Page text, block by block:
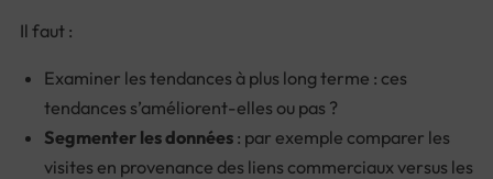
Il faut :
Examiner les tendances à plus long terme : ces
tendances s’améliorent-elles ou pas ?
Segmenter les données : par exemple comparer les
visites en provenance des liens commerciaux versus les